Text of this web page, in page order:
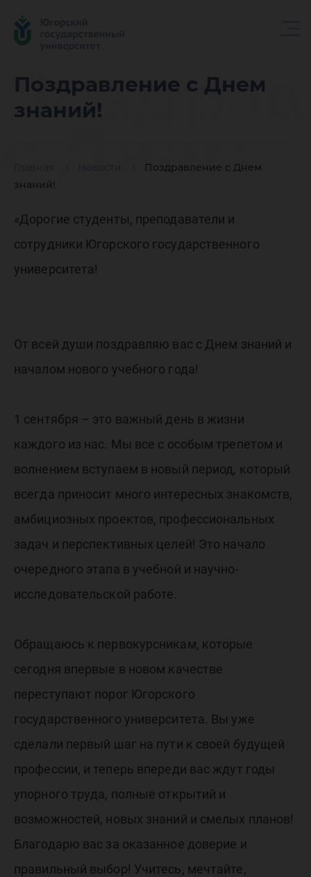
Поздравление с Днем
знаний!
Поздравление с Днем
знаний!с Днем
знаний!
«Дорогие студенты, преподаватели и
сотрудники Югорского государственного
университета!
От всей души поздравляю вас с Днем знаний и
началом нового учебного года!
1 сентября – это важный день в жизни
каждого из нас. Мы все с особым трепетом и
волнением вступаем в новый период, который
всегда приносит много интересных знакомств,
амбициозных проектов, профессиональных
задач и перспективных целей! Это начало
очередного этапа в учебной и научно-
исследовательской работе.
Обращаюсь к первокурсникам, которые
сегодня впервые в новом качестве
переступают порог Югорского
государственного университета. Вы уже
сделали первый шаг на пути к своей будущей
профессии, и теперь впереди вас ждут годы
упорного труда, полные открытий и
возможностей, новых знаний и смелых планов!
Благодарю вас за оказанное доверие и
правильный выбор! Учитесь, мечтайте,